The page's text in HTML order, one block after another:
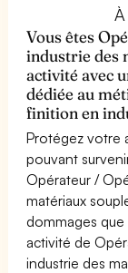
Vous êtes
industrie des
activité avec
dédiée au
finition en
Protégez votre
pouvant
Opérateur /
matériaux
dommages
activité de
industrie des